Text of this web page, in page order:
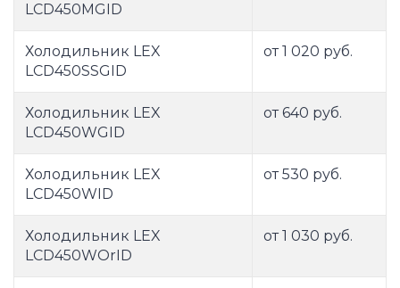
LCD450MGID
Холодильник LEX
LCD450SSGID
от 1 020 руб.
Холодильник LEX
LCD450WGID
от 640 руб.
Холодильник LEX
LCD450WID
от 530 руб.
Холодильник LEX
LCD450WOrID
от 1 030 руб.